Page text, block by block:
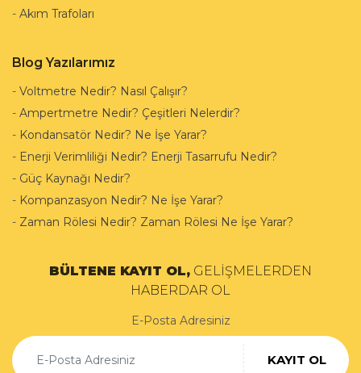
- Akım Trafoları
Blog Yazılarımız
- Voltmetre Nedir? Nasıl Çalışır?
- Ampertmetre Nedir? Çeşitleri Nelerdir?
- Kondansatör Nedir? Ne İşe Yarar?
- Enerji Verimliliği Nedir? Enerji Tasarrufu Nedir?
- Güç Kaynağı Nedir?
- Kompanzasyon Nedir? Ne İşe Yarar?
- Zaman Rölesi Nedir? Zaman Rölesi Ne İşe Yarar?
BÜLTENE KAYIT OL, GELİŞMELERDEN
HABERDAR OL
E-Posta Adresiniz
KAYIT OL